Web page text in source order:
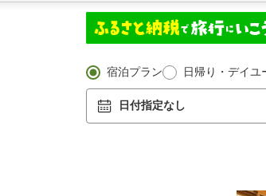
宿泊プラン 日帰り・デイユ
日付指定なし